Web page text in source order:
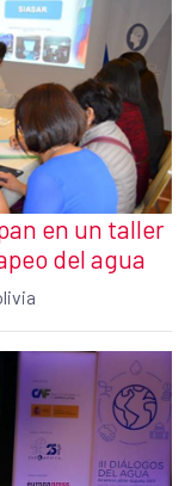
en un taller
del agua